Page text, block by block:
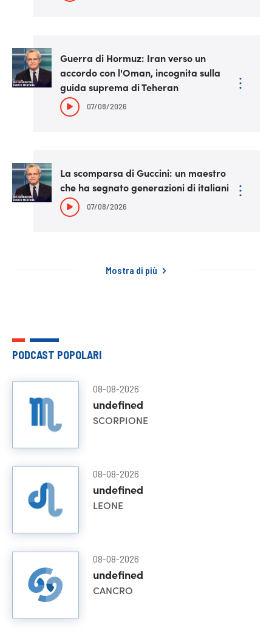
Guerra di Hormuz: Iran verso un
accordo con l'Oman, incognita sulla
guida suprema di Teheran
07/08/2026
La scomparsa di Guccini: un maestro
che ha segnato generazioni di italiani
07/08/2026
Mostra di più
PODCAST POPOLARI
08-08-2026
undefined
SCORPIONE
08-08-2026
undefined
LEONE
08-08-2026
undefined
CANCRO